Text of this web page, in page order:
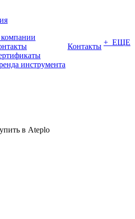
инструмента
Контакты + ЕЩЕ
в Ateplo